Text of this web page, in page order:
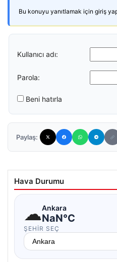
Bu konuyu yanıtlamak için giriş
Kullanıcı adı:
Parola:
Beni hatırla
Paylaş:
Hava Durumu
☁Ankara
NaN°C
ŞEHIR SEÇ